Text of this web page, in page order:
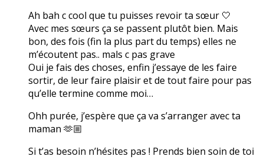
Ah bah c cool que tu puisses revoir ta sœur 🤍
Avec mes sœurs ça se passent plutôt bien. Mais
bon, des fois (fin la plus part du temps) elles ne
m’écoutent pas.. mals c pas grave
Oui je fais des choses, enfin j’essaye de les faire
sortir, de leur faire plaisir et de tout faire pour pas
qu’elle termine comme moi…
Ohh purée, j’espère que ça va s’arranger avec ta
maman 🫶🏼
Si t’as besoin n’hésites pas ! Prends bien soin de toi